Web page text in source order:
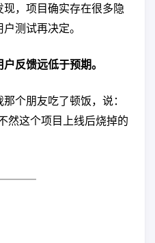
，项目确实存在很多隐
测试再决定。
反馈远低于预期。
个朋友吃了顿饭，说：
然这个项目上线后烧掉的